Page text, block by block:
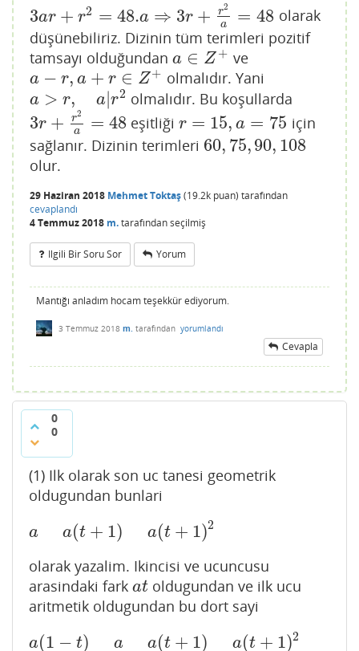
3ar + r2 = 48.a ⇒ 3r + r2
a = 48
3ar+ r2 =48.a⇒3r+r2a= 48
olarak
düşünebiliriz. Dizinin tüm terimleri pozitif
tamsayı olduğundan a ∈ Z +
a∈Z + ve
a − r, a + r ∈ Z+
a−r,a+r ∈ Z+ olmalıdır. Yani
a > r, a|r2
a> r,a |r olmalıdır. Bu koşullarda
3r + r2
a = 48
3r+ r2 a=48 eşitliği r = 15, a = 75
r= 15 ,a=75
için
sağlanır. Dizinin terimleri 60, 75,90, 108
60,75,90,108
olur.
29 Haziran 2018 Mehmet Toktaş(19.2k puan) tarafından
cevaplandı
4 Temmuz 2018 m.tarafındanseçilmiş
Ilgili Bir Soru Sor Yorum
Mantığı anladım hocam teşekkür ediyorum.
3 Temmuz 2018 m. tarafından yorumlandı
Cevapla
0
0
(1) Ilk olarak son uc tanesi geometrik
oldugundan bunlari
a a(t + 1) a(t + 1)2
a a(t+1) a(t+1 )2
olarak yazalim. Ikincisi ve ucuncusu
arasindaki fark at
at oldugundan ve ilk ucu
aritmetik oldugundan bu dort sayi
a(1 − t) a a(t + 1) a(t + 1)2
a(1 a(t +1 ) +1)2